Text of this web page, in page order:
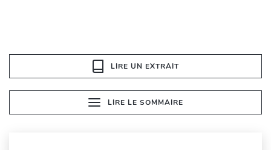
LIRE UN EXTRAIT
LIRE LE SOMMAIRE